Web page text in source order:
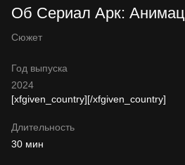
Об Сериал Арк:
Сюжет
Год выпуска
2024
Длительность
30 мин
[xfgiven_country][/xfgiven_country]